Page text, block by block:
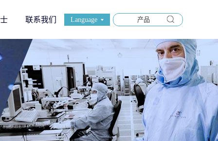
Language
联系我们